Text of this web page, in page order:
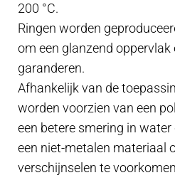
200 °C.
Ringen worden
om een ​​glanzend
garanderen.
Afhankelijk van de
worden voorzien van een
een betere smering in
een niet-metalen materiaal
verschijnselen te